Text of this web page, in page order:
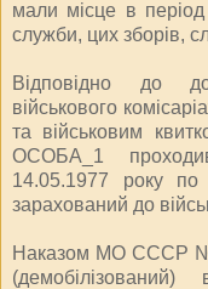
мали місце в період
служби, цих зборів,
Відповідно до
військового
та військовим
ОСОБА_1
14.05.1977 року по
зарахований до
Наказом МО СССР №